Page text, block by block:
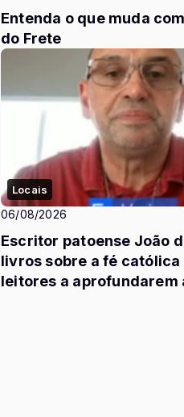
Entenda o que muda
do Frete
Locais
06/08/2026
Escritor patoense João
livros sobre a fé católica
leitores a aprofundarem